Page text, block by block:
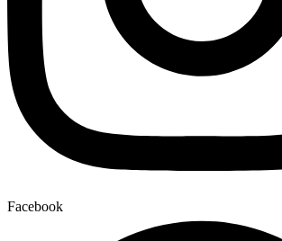
Facebook